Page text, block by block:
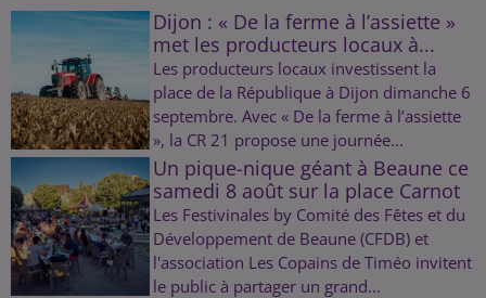
Dijon : « De la ferme à l’assiette »
met les producteurs locaux à...
Les producteurs locaux investissent la
place de la République à Dijon dimanche 6
septembre. Avec « De la ferme à l’assiette
», la CR 21 propose une journée...
Un pique-nique géant à Beaune ce
samedi 8 août sur la place Carnot
Les Festivinales by Comité des Fêtes et du
Développement de Beaune (CFDB) et
l'association Les Copains de Timéo invitent
le public à partager un grand...